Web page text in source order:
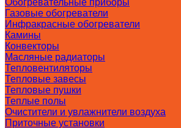
Обогревательные приборы
Газовые обогреватели
Инфракрасные обогреватели
Камины
Конвекторы
Масляные радиаторы
Тепловентиляторы
Тепловые завесы
Тепловые пушки
Теплые полы
Очистители и увлажнители воздуха
Приточные установки